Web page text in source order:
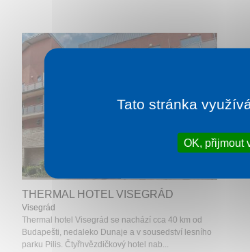
THERMAL HOTEL VISEGRÁD
Visegrád
Thermal hotel Visegrád se nachází cca 40 km od
Budapešti, nedaleko Dunaje a v sousedství lesního
parku Pilis. Čtyřhvězdičkový hotel nab...
Tato stránka
OK, přijmout